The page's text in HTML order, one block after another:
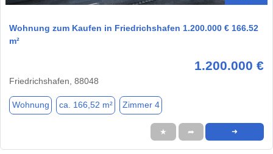
Wohnung zum Kaufen in Friedrichshafen 1.200.000 € 166.52
m²
1.200.000 €
Friedrichshafen, 88048
Wohnung ca. 166,52 m² Zimmer 4
★ ➦ ➜